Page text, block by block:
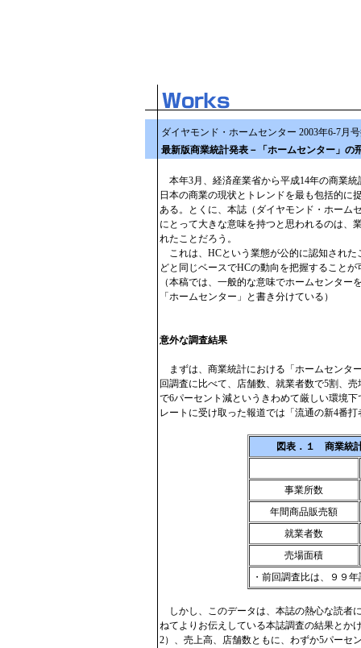
ダイヤモンド・ホームセンター 2003年6-7月
最新版商業統計発表－「ホームセンター」の
本年3月、経済産業省から平成14年の商業統
日本の商業の現状とトレンドを最も包括的に
ある。とくに、本誌（ダイヤモンド・ホーム
にとって大きな意味を持つと思われるのは、
れたことだろう。
これは、HCという業態が公的に認知された
どと同じベースでHCの動向を把握すること
（本稿では、一般的な意味でホームセンタ
「ホームセンター」と書き分けている）
意外な調査結果
まずは、商業統計における「ホームセンタ
回調査に比べて、店舗数、就業者数で5割、
で6パーセント減というきわめて厳しい環境
レートに受け取った報道では「流通の新4番
図表．１ 商業統
事業所数
年間商品販売額
就業者数
売場面積
・前回調査比は、９９
しかし、このデータは、本誌の熱心な読者
ねてよりお伝えしている本誌調査の結果とか
2）、売上高、店舗数ともに、わずか5パーセ